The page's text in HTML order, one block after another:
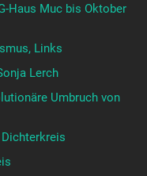
Haus Muc bis Oktober
Links
Lerch
Umbruch von